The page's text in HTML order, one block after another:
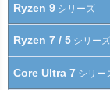
Ryzen 9 シリーズ
Ryzen 7 / 5 シリーズ
Core Ultra 7 シリー